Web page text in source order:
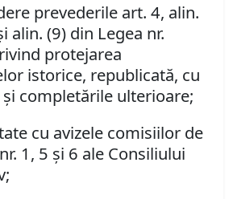
prevederile art. 4, alin.
alin. (9) din Legea nr.
protejarea
istorice, republicată, cu
completările ulterioare;
cu avizele comisiilor de
1, 5 şi 6 ale Consiliului